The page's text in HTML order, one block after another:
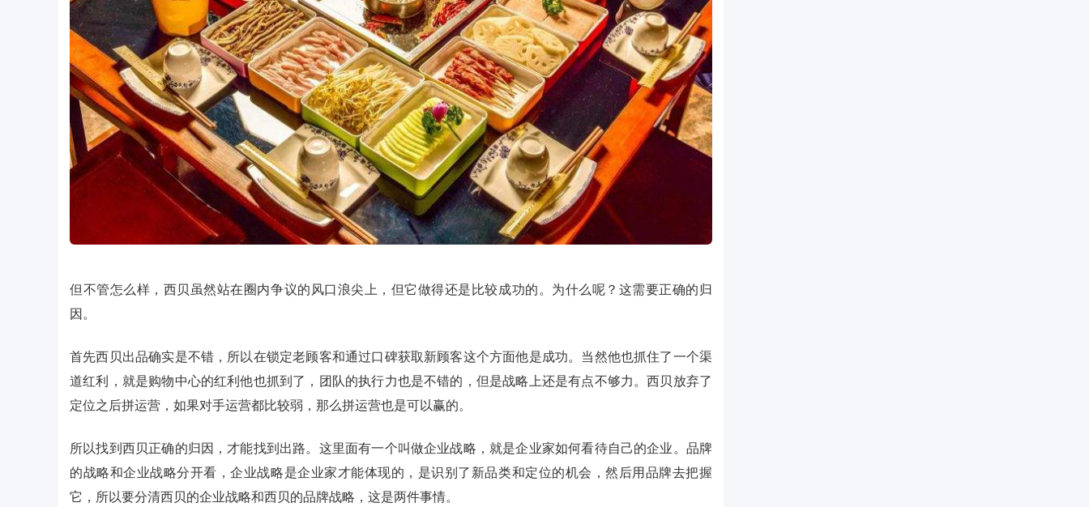
但不管怎么样，西贝虽然站在圈内争议的风口浪尖上，但它做得还是比较成功的。为什么呢？这需要正确的归
因。
首先西贝出品确实是不错，所以在锁定老顾客和通过口碑获取新顾客这个方面他是成功。当然他也抓住了一个渠
道红利，就是购物中心的红利他也抓到了，团队的执行力也是不错的，但是战略上还是有点不够力。西贝放弃了
定位之后拼运营，如果对手运营都比较弱，那么拼运营也是可以赢的。
所以找到西贝正确的归因，才能找到出路。这里面有一个叫做企业战略，就是企业家如何看待自己的企业。品牌
的战略和企业战略分开看，企业战略是企业家才能体现的，是识别了新品类和定位的机会，然后用品牌去把握
它，所以要分清西贝的企业战略和西贝的品牌战略，这是两件事情。